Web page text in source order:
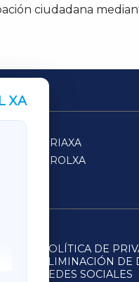
ciudadana
XA
SARRIAXA
FERROLXA
POLÍTICA DE
ELIMINACIÓN DE
REDES SOCIALES